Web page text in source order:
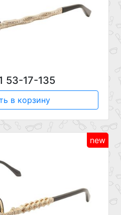
53-17-135
в корзину
new